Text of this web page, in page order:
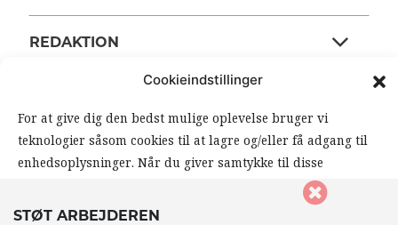
Cookieindstillinger
For at give dig den bedst mulige oplevelse bruger vi
teknologier såsom cookies til at lagre og/eller få adgang til
enhedsoplysninger. Når du giver samtykke til disse
teknologier, giver du os mulighed for at behandle data såsom
din browseradfærd eller unikke ID’er på dette website. Hvis
STØT ARBEJDEREN
REDAKTION
ARBEJDERENS STØTTEFOND
ANSVARSHAVENDE REDAKTØR
OM ARBEJDEREN